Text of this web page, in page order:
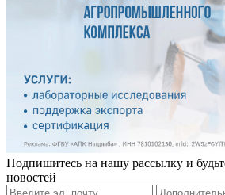
Подпишитесь на нашу рассылку и
новостей